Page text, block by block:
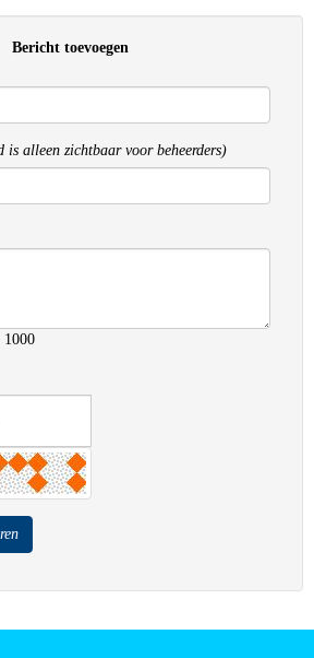
Bericht toevoegen
is alleen zichtbaar voor beheerders)
1000